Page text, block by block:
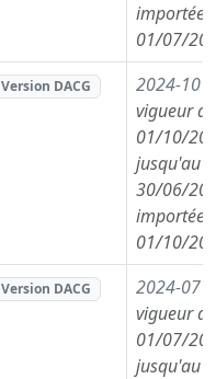
importée
01/07/
Version DACG 2024-10
vigueur
01/10/
jusqu'au
30/06/
importée
01/10/
Version DACG 2024-07
vigueur
01/07/
jusqu'au